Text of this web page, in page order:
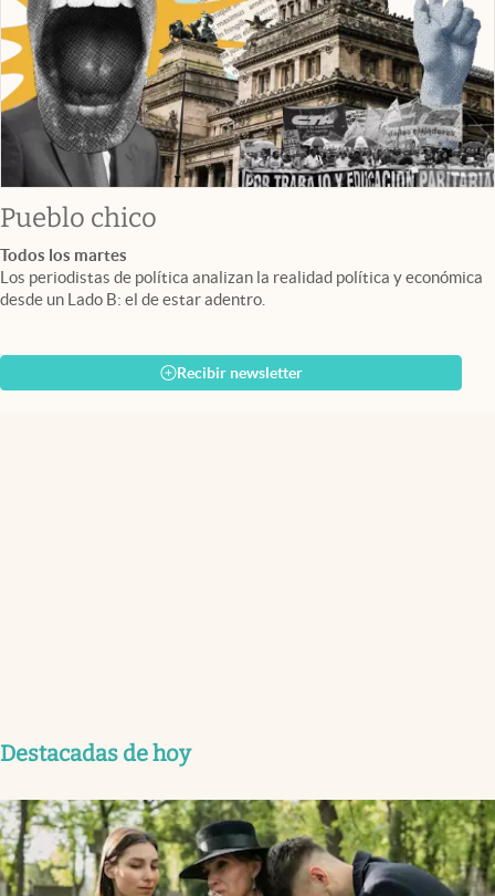
Pueblo chico
Todos los martes
Los periodistas de política analizan la realidad política y económica
desde un Lado B: el de estar adentro.
Recibir newsletter
Destacadas de hoy